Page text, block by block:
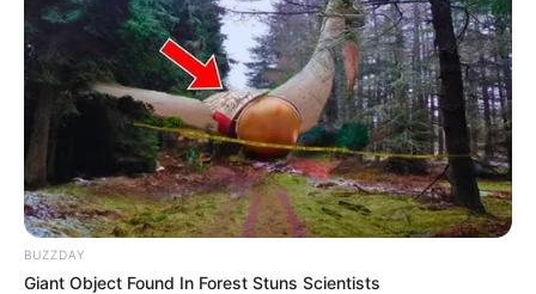
BUZZDAY
Giant Object Found In Forest Stuns Scientists